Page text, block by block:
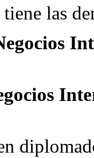
las